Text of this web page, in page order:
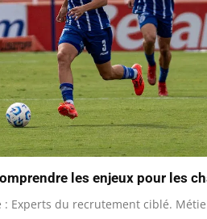
les enjeux pour les
: Experts du recrutement ciblé.